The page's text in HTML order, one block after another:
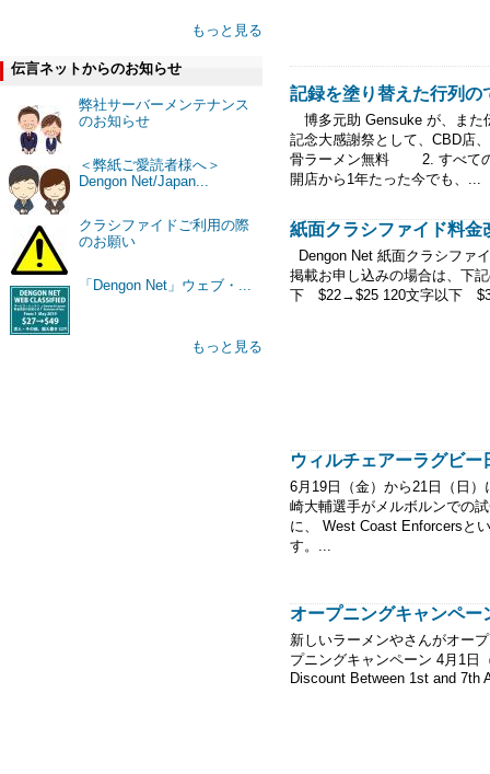
もっと見る
伝言ネットからのお知らせ
弊社サーバーメンテナンス
のお知らせ
＜弊紙ご愛読者様へ＞
Dengon Net/Japan...
クラシファイドご利用の際
のお願い
「Dengon Net」ウェブ・...
もっと見る
記録を塗り替えた行列の
博多元助 Gensuke が、ま
記念大感謝祭として、CBD
骨ラーメン無料 2. すべて
開店から1年たった今でも、...
紙面クラシファイド料金
Dengon Net 紙面クラシファ
掲載お申し込みの場合は、
下 $22→$25 120文字以下
ウィルチェアーラグビ
6月19日（金）から21日（日
崎大輔選手がメルボルンでの
に、 West Coast Enforcersと
す。...
オープニングキャンペ
新しいラーメンやさんがオー
プニングキャンペーン 4月1
Discount Between 1st and 7th